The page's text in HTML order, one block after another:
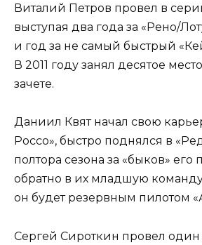
Виталий Петров провел в
выступая два года за «Рено/
и год за не самый быстрый
В 2011 году занял десятое
зачете.
Даниил Квят начал свою
Россо», быстро поднялся в
полтора сезона за «быков» его
обратно в их младшую
он будет резервным пилотом
Сергей Сироткин провел